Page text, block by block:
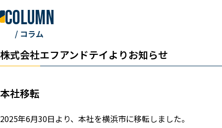
column
/ コラム
株式会社エフアンドテイよりお知らせ
本社移転
2025年6月30日より、本社を横浜市に移転しました。